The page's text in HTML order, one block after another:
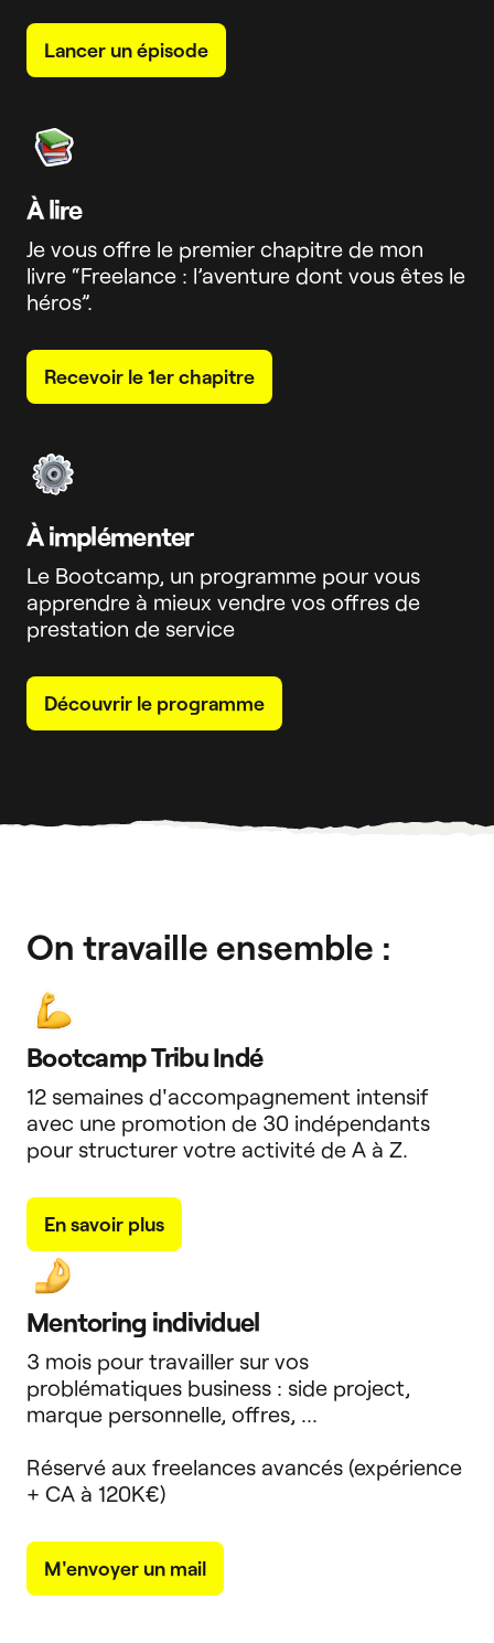
Lancer un épisode
À lire
Je vous offre le premier chapitre de mon
livre “Freelance : l’aventure dont vous êtes le
héros”.
Recevoir le 1er chapitre
À implémenter
Le Bootcamp, un programme pour vous
apprendre à mieux vendre vos offres de
prestation de service
Découvrir le programme
On travaille ensemble :
Bootcamp Tribu Indé
12 semaines d'accompagnement intensif
avec une promotion de 30 indépendants
pour structurer votre activité de A à Z.
En savoir plus
Mentoring individuel
3 mois pour travailler sur vos
problématiques business : side project,
marque personnelle, offres, ...
Réservé aux freelances avancés (expérience
+ CA à 120K€)
M'envoyer un mail